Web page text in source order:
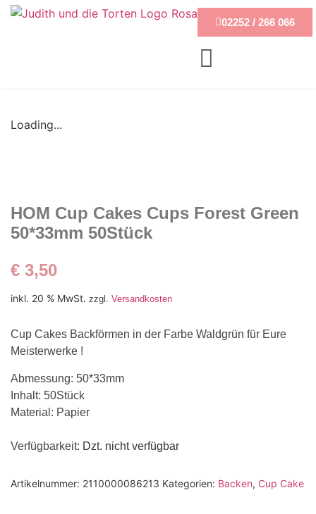
02252 / 266 066
Loading...
HOM Cup Cakes Cups Forest Green
50*33mm 50Stück
€ 3,50
inkl. 20 % MwSt. zzgl. Versandkosten
Cup Cakes Backförmen in der Farbe Waldgrün für Eure
Meisterwerke !
Abmessung: 50*33mm
Inhalt: 50Stück
Material: Papier
Verfügbarkeit: Dzt. nicht verfügbar
Artikelnummer: 2110000086213 Kategorien: Backen, Cup Cake